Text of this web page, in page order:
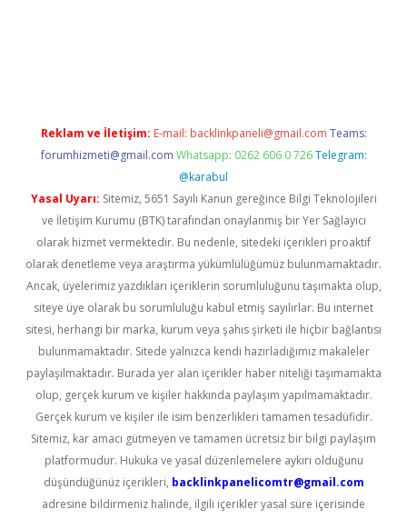
Reklam ve İletişim: E-mail: backlinkpaneli@gmail.com Teams:
forumhizmeti@gmail.com Whatsapp: 0262 606 0 726 Telegram:
@karabul
Yasal Uyarı: Sitemiz, 5651 Sayılı Kanun gereğince Bilgi Teknolojileri
ve İletişim Kurumu (BTK) tarafından onaylanmış bir Yer Sağlayıcı
olarak hizmet vermektedir. Bu nedenle, sitedeki içerikleri proaktif
olarak denetleme veya araştırma yükümlülüğümüz bulunmamaktadır.
Ancak, üyelerimiz yazdıkları içeriklerin sorumluluğunu taşımakta olup,
siteye üye olarak bu sorumluluğu kabul etmiş sayılırlar. Bu internet
sitesi, herhangi bir marka, kurum veya şahıs şirketi ile hiçbir bağlantısı
bulunmamaktadır. Sitede yalnızca kendi hazırladığımız makaleler
paylaşılmaktadır. Burada yer alan içerikler haber niteliği taşımamakta
olup, gerçek kurum ve kişiler hakkında paylaşım yapılmamaktadır.
Gerçek kurum ve kişiler ile isim benzerlikleri tamamen tesadüfidir.
Sitemiz, kar amacı gütmeyen ve tamamen ücretsiz bir bilgi paylaşım
platformudur. Hukuka ve yasal düzenlemelere aykırı olduğunu
düşündüğünüz içerikleri, backlinkpanelicomtr@gmail.com
adresine bildirmeniz halinde, ilgili içerikler yasal süre içerisinde